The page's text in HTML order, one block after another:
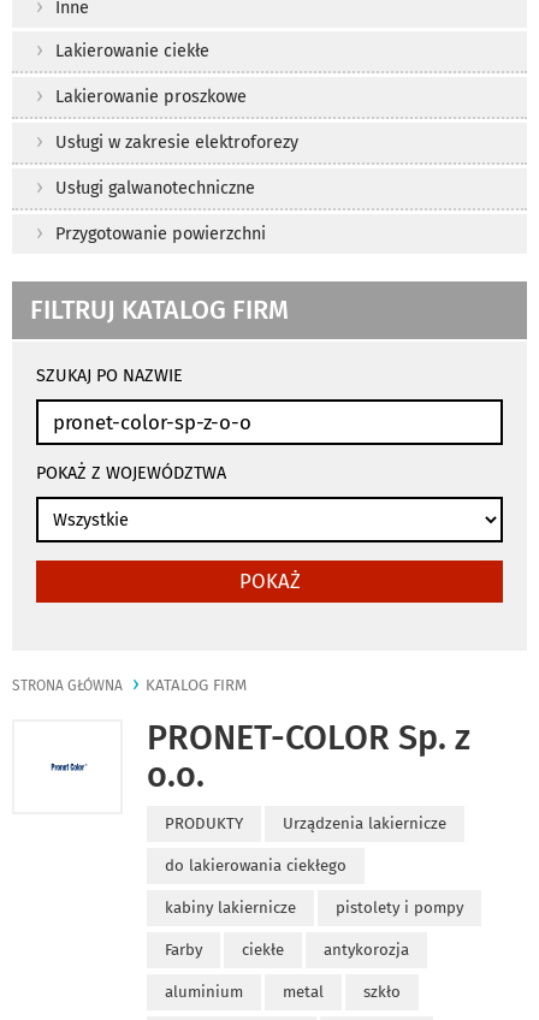
Inne
Lakierowanie ciekłe
Lakierowanie proszkowe
Usługi w zakresie elektroforezy
Usługi galwanotechniczne
Przygotowanie powierzchni
FILTRUJ KATALOG FIRM
wyszukiwania
automatycznie
SZUKAJ PO NAZWIE
POKAŻ Z WOJEWÓDZTWA
POKAŻ
STRONA GŁÓWNA KATALOG FIRM
PRONET-COLOR Sp. z
o.o.
PRODUKTY Urządzenia lakiernicze
do lakierowania ciekłego
kabiny lakiernicze pistolety i pompy
Farby ciekłe antykorozja
aluminium metal szkło